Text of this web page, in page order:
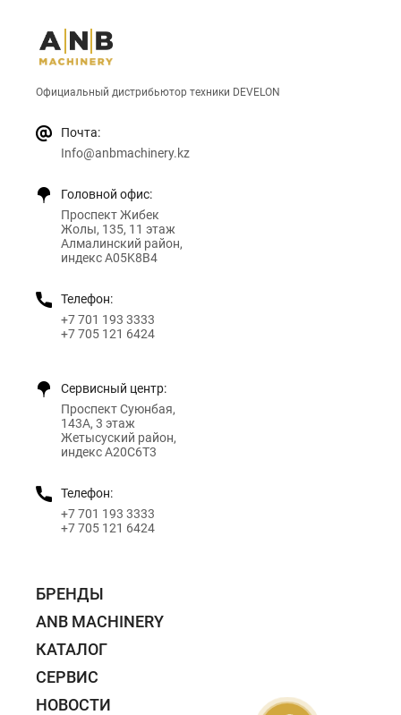
Официальный дистрибьютор техники DEVELON
Почта:
Info@anbmachinery.kz
Головной офис:
Проспект Жибек
Жолы, 135, 11 этаж
Алмалинский район,
индекс A05K8B4
Телефон:
+7 701 193 3333
+7 705 121 6424
Сервисный центр:
Проспект Суюнбая,
143А, 3 этаж
Жетысуский район,
индекс A20C6T3
Телефон:
+7 701 193 3333
+7 705 121 6424
БРЕНДЫ
ANB MACHINERY
КАТАЛОГ
СЕРВИС
НОВОСТИ